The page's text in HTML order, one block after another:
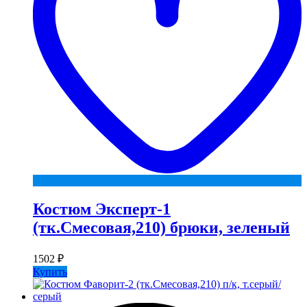
Костюм Эксперт-1
(тк.Смесовая,210) брюки, зеленый
1502 ₽
Купить